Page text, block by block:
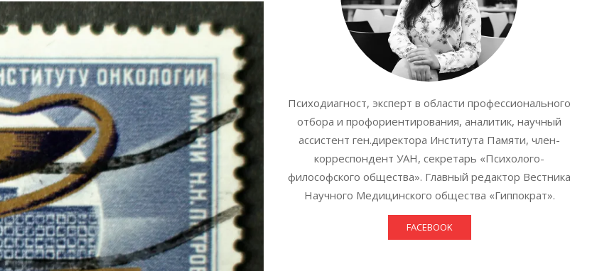
Психодиагност, эксперт в области профессионального
отбора и профориентирования, аналитик, научный
ассистент ген.директора Института Памяти, член-
корреспондент УАН, секретарь «Психолого-
философского общества». Главный редактор Вестника
Научного Медицинского общества «Гиппократ».
FACEBOOK